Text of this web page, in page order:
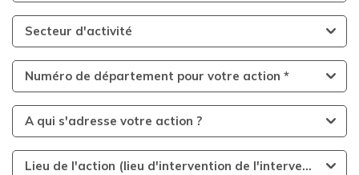
Secteur d'activité
Numéro de département pour votre action *
A qui s'adresse votre action ?
Lieu de l'action (lieu d'intervention de l'intervenant)